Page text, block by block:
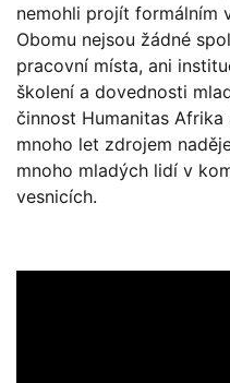
nemohli projít formálním
Obomu nejsou žádné
pracovní místa, ani
školení a dovednosti
činnost Humanitas
mnoho let zdrojem
mnoho mladých lidí v
vesnicích.